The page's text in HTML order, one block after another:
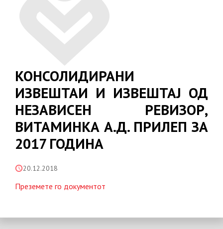
КОНСОЛИДИРАНИ
ИЗВЕШТАИ И ИЗВЕШТАЈ ОД
НЕЗАВИСЕН РЕВИЗОР,
ВИТАМИНКА А.Д. ПРИЛЕП ЗА
2017 ГОДИНА
20.12.2018
Преземете го документот